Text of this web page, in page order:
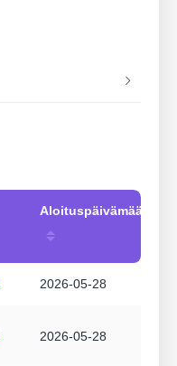
Aloituspäivämäärä
2026-05-28
2026-05-28